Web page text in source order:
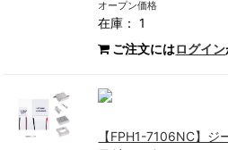
オープン価格
在庫： 1
ご注文にはログイン
【FPH1-7106NC】ジ